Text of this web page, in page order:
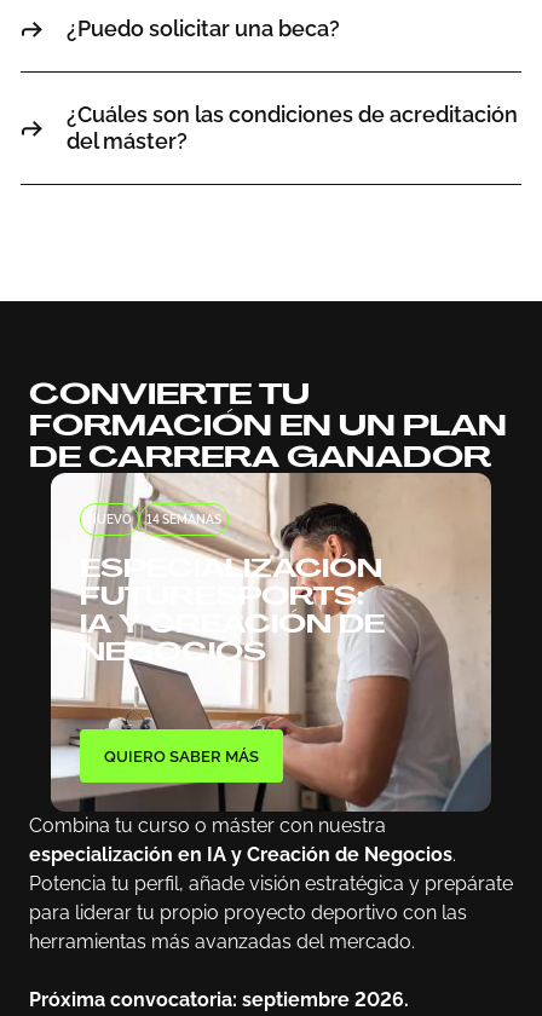
¿Puedo solicitar una beca?
¿Cuáles son las condiciones de acreditación
del máster?
CONVIERTE TU
FORMACIÓN EN UN PLAN
DE CARRERA GANADOR
NUEVO 14 SEMANAS
ESPECIALIZACIÓN
FUTURESPORTS:
IA Y CREACIÓN DE
NEGOCIOS
QUIERO SABER MÁS
Combina tu curso o máster con nuestra
especialización en IA y Creación de Negocios.
Potencia tu perfil, añade visión estratégica y prepárate
para liderar tu propio proyecto deportivo con las
herramientas más avanzadas del mercado.
Próxima convocatoria: septiembre 2026.